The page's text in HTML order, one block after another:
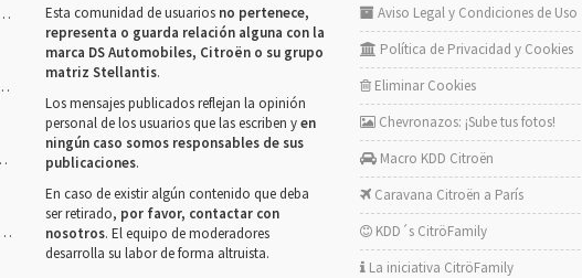
Esta comunidad de usuarios no pertenece,
representa o guarda relación alguna con la
marca DS Automobiles, Citroën o su grupo
matriz Stellantis.
Los mensajes publicados reflejan la opinión
personal de los usuarios que las escriben yen
ningún caso somos responsables de sus
publicaciones.
En caso de existir algún contenido que deba
ser retirado, por favor, contactar con
nosotros. El equipo de moderadores
desarrolla su labor de forma altruista.
Aviso Legal y Condiciones de Uso
Política de Privacidad y Cookies
Eliminar Cookies
Chevronazos: ¡Sube tus fotos!
Macro KDD Citroën
Caravana Citroën a París
KDD´s CitröFamily
La iniciativa CitröFamily